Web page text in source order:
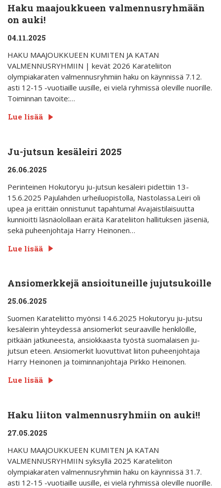
Haku maajoukkueen valmennusryhmään
on auki!
04.11.2025
HAKU MAAJOUKKUEEN KUMITEN JA KATAN
VALMENNUSRYHMIIN | kevät 2026 Karateliiton
olympiakaraten valmennusryhmiin haku on käynnissä 7.12.
asti 12-15 -vuotiaille uusille, ei vielä ryhmissä oleville nuorille.
Toiminnan tavoite:…
Lue lisää
Ju-jutsun kesäleiri 2025
26.06.2025
Perinteinen Hokutoryu ju-jutsun kesäleiri pidettiin 13-
15.6.2025 Pajulahden urheiluopistolla, Nastolassa.Leiri oli
upea ja erittäin onnistunut tapahtuma! Avajaistilaisuutta
kunnioitti läsnäolollaan eräitä Karateliiton hallituksen jäseniä,
sekä puheenjohtaja Harry Heinonen…
Lue lisää
Ansiomerkkejä ansioituneille jujutsukoille
25.06.2025
Suomen Karateliitto myönsi 14.6.2025 Hokutoryu ju-jutsu
kesäleirin yhteydessä ansiomerkit seuraaville henkilöille,
pitkään jatkuneesta, ansiokkaasta työstä suomalaisen ju-
jutsun eteen. Ansiomerkit luovuttivat liiton puheenjohtaja
Harry Heinonen ja toiminnanjohtaja Pirkko Heinonen.
Lue lisää
Haku liiton valmennusryhmiin on auki!!
27.05.2025
HAKU MAAJOUKKUEEN KUMITEN JA KATAN
VALMENNUSRYHMIIN syksyllä 2025 Karateliiton
olympiakaraten valmennusryhmiin haku on käynnissä 31.7.
asti 12-15 -vuotiaille uusille, ei vielä ryhmissä oleville nuorille.